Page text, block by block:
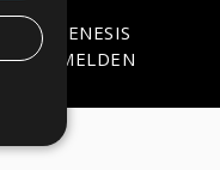
ON
GENESIS
·ANMELDEN